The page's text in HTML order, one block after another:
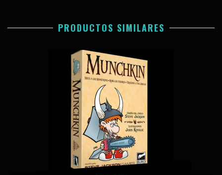
PRODUCTOS SIMILARES